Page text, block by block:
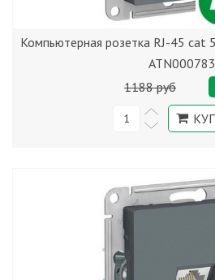
Компьютерная розетка RJ-45 cat
ATN000783
1188 руб